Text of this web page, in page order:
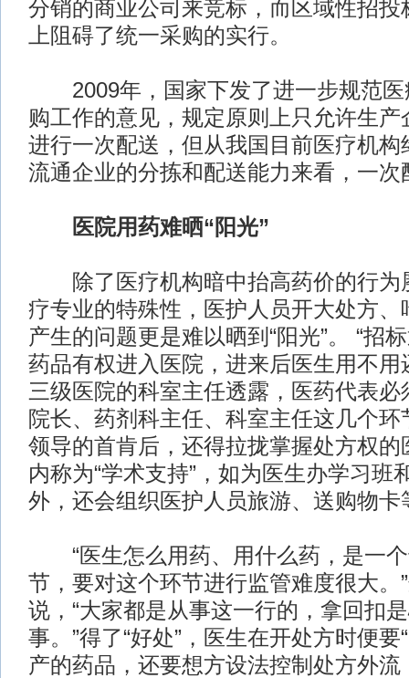
分销的商业公司来竞标，而区域性招投
上阻碍了统一采购的实行。
2009年，国家下发了进一步规范医
购工作的意见，规定原则上只允许生
进行一次配送，但从我国目前医疗机构
流通企业的分拣和配送能力来看，一次
医院用药难晒“阳光”
除了医疗机构暗中抬高药价的行为
疗专业的特殊性，医护人员开大处方、
产生的问题更是难以晒到“阳光”。
“招
药品有权进入医院，进来后医生用不用
三级医院的科室主任透露，医药代表
院长、药剂科主任、科室主任这几个
领导的首肯后，还得拉拢掌握处方权的
内称为“学术支持”，如为医生办学习班
外，还会组织医护人员旅游、送购物卡
“医生怎么用药、用什么药，是一个
节，要对这个环节进行监管难度很大。
说，“大家都是从事这一行的，拿回扣
事。”得了“好处”，医生在开处方时便要
产的药品，还要想方设法控制处方外